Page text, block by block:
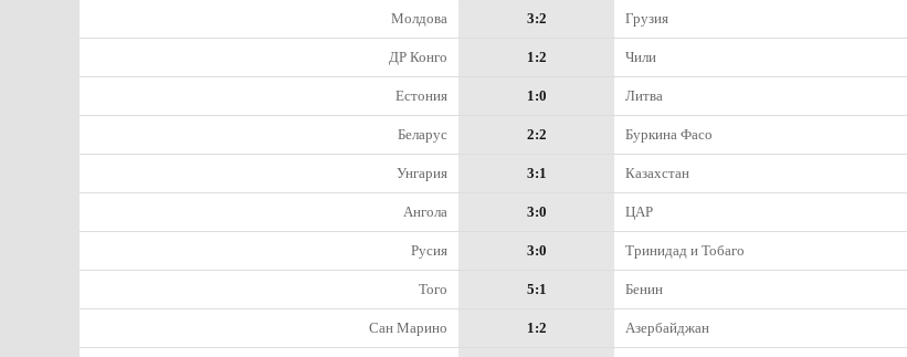
Молдова 3:2 Грузия
ДР Конго 1:2 Чили
Естония 1:0 Литва
Беларус 2:2 Буркина Фасо
Унгария 3:1 Казахстан
Ангола 3:0 ЦАР
Русия 3:0 Тринидад и Тобаго
Того 5:1 Бенин
Сан Марино 1:2 Азербайджан